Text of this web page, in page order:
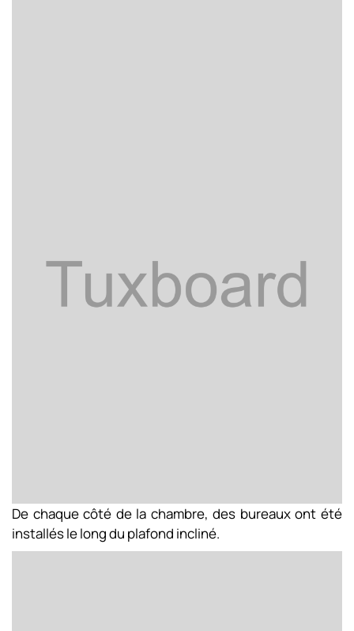
De chaque côté de la chambre, des bureaux ont été
installés le long du plafond incliné.